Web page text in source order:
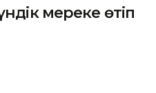
мереке өтіп